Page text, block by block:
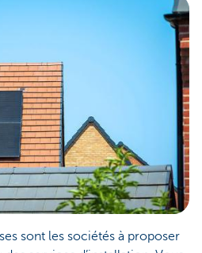
sont les sociétés à proposer